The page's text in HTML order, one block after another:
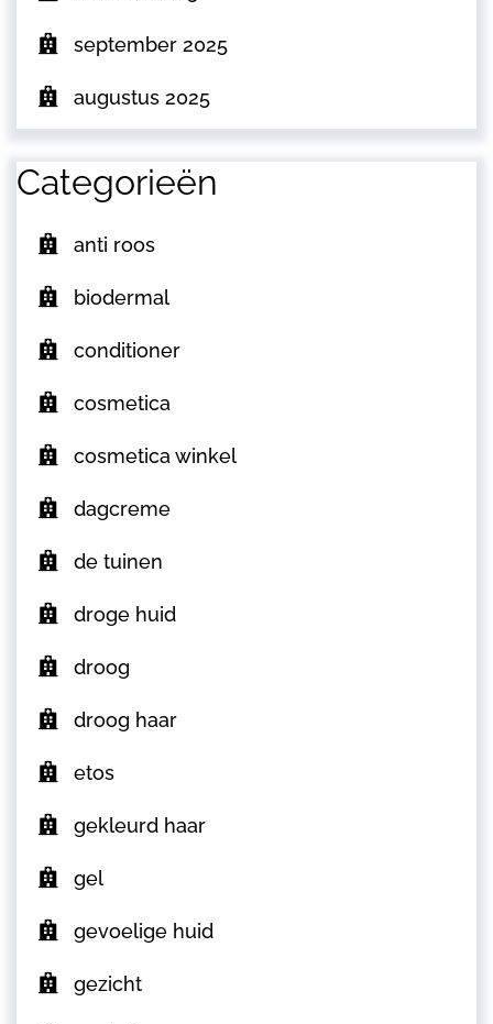
september 2025
augustus 2025
Categorieën
anti roos
biodermal
conditioner
cosmetica
cosmetica winkel
dagcreme
de tuinen
droge huid
droog
droog haar
etos
gekleurd haar
gel
gevoelige huid
gezicht